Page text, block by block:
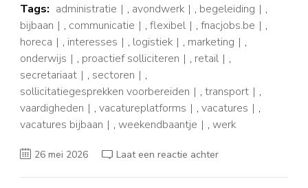
Tags: administratie , avondwerk , begeleiding
,
bijbaan
, communicatie , flexibel , fnacjobs.be
,
horeca
, interesses , logistiek , marketing
,
onderwijs
, proactief solliciteren , retail
,
secretariaat
, sectoren
,
sollicitatiegesprekken voorbereiden
, transport
,
vaardigheden
, vacatureplatforms , vacatures
,
vacatures bijbaan
, weekendbaantje , werk
26 mei 2026 Laat een reactie achterop